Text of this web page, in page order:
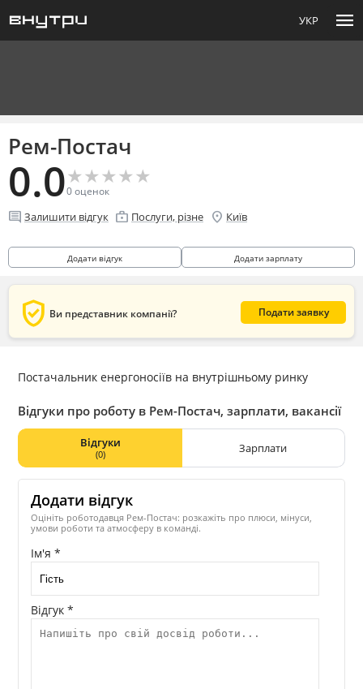
УКР menu
Рем-Постач
0.0★
★★
★★
★★
★★
★
0оценок
comment Залишити відгук enterprise Послуги, різне location_on Київ
Додати відгук Додати зарплату
verified_user Ви представник компанії? Подати заявку
Постачальник енергоносіїв на внутрішньому ринку
Відгуки про роботу в Рем-Постач, зарплати, вакансії
Відгуки
(0) Зарплати
Додати відгук
Оцініть роботодавця Рем-Постач: розкажіть про плюси, мінуси,
умови роботи та атмосферу в команді.
Ім'я *
Відгук *